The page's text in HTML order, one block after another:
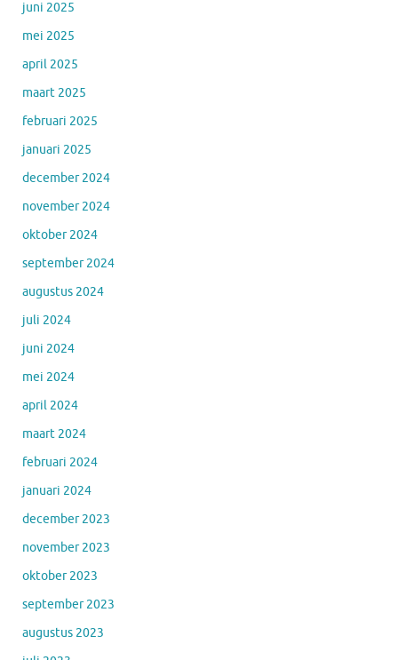
juni 2025
mei 2025
april 2025
maart 2025
februari 2025
januari 2025
december 2024
november 2024
oktober 2024
september 2024
augustus 2024
juli 2024
juni 2024
mei 2024
april 2024
maart 2024
februari 2024
januari 2024
december 2023
november 2023
oktober 2023
september 2023
augustus 2023